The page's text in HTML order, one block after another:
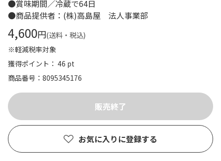
●賞味期間／冷蔵で64日
●商品提供者：(株)高島屋 法人事業部
4,600円(送料・税込)
※軽減税率対象
獲得ポイント： 46 pt
商品番号
8095345176
お気に入りに登録する